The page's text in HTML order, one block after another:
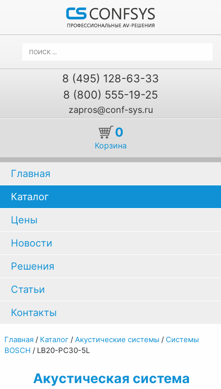
8 (495) 128-63-33
8 (800) 555-19-25
zapros@conf-sys.ru
0
Корзина
Главная
Каталог
Цены
Новости
Решения
Статьи
Контакты
Главная/ Каталог/ Акустические системы / Системы
BOSCH / LB20-PC30-5L
Акустическая система